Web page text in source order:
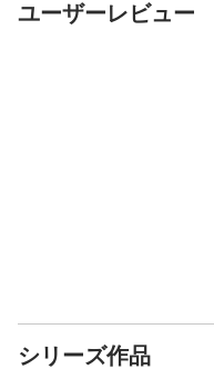
ユーザーレビュー
シリーズ作品